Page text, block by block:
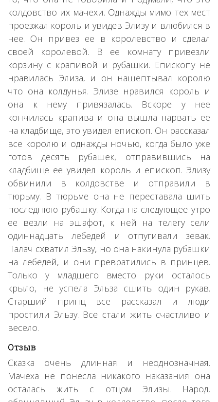
колдовство их мачехи. Однажды мимо тех мест
проезжал король и увидев Элизу и влюбился в
нее. Он привез ее в королевство и сделал
своей королевой. В ее комнату привезли
корзину с крапивой и рубашки. Епископу не
нравилась Элиза, и он нашептывал королю
что она колдунья. Элизе нравился король и
она к нему привязалась. Вскоре у нее
кончилась крапива и она вышла нарвать ее
на кладбище, это увидел епископ. Он рассказал
все королю и однажды ночью, когда было уже
готов десять рубашек, отправившись на
кладбище ее увидел король и епископ. Элизу
обвинили в колдовстве и отправили в
тюрьму. В тюрьме она не переставала шить
последнюю рубашку. Когда на следующее утро
ее везли на эшафот, к ней на телегу сели
одиннадцать лебедей и отпугивали зевак.
Палач схватил Эльзу, но она накинула рубашки
на лебедей, и они превратились в принцев.
Только у младшего вместо руки осталось
крыло, не успела Эльза сшить один рукав.
Старший принц все рассказал и люди
простили Эльзу. Все стали жить счастливо и
весело.
Отзыв
Сказка очень длинная и неоднозначная.
Мачеха не понесла никакого наказания она
осталась жить с отцом Элизы. Народ,